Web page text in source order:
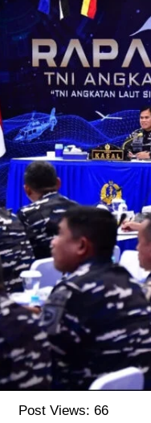
Post Views: 66